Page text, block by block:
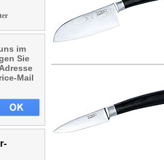
im
Sie
Mail